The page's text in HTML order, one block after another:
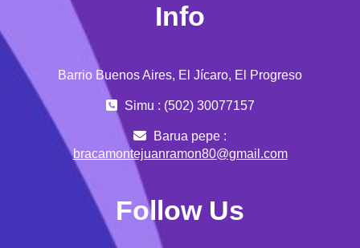
Info
Barrio Buenos Aires, El Jícaro, El Progreso
Simu : (502) 30077157
Barua pepe :
bracamontejuanramon80@gmail.com
Follow Us